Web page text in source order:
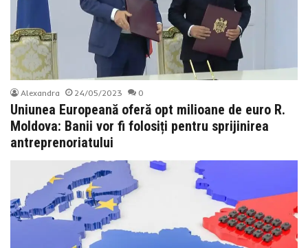
Alexandra 24/05/2023 0
Uniunea Europeană oferă opt milioane de euro R.
Moldova: Banii vor fi folosiți pentru sprijinirea
antreprenoriatului